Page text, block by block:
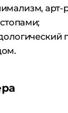
арт-